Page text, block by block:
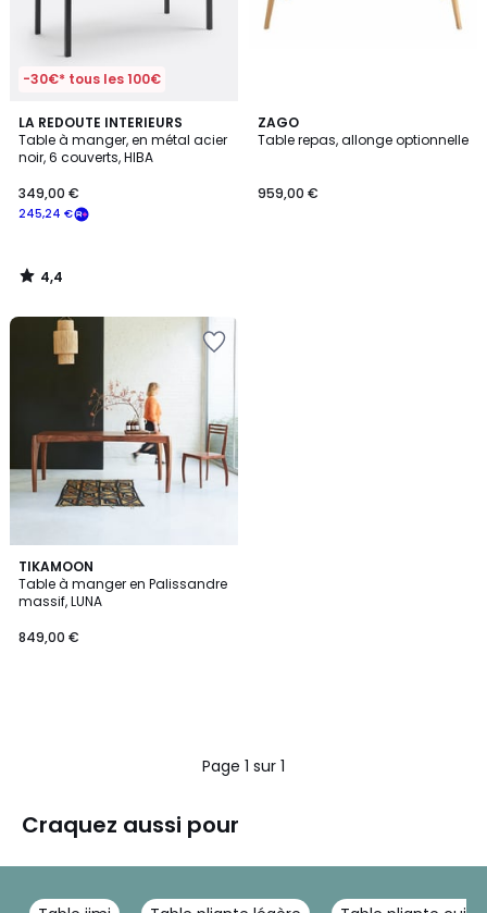
-30€* tous les 100€
LA REDOUTE INTERIEURS
Table à manger, en métal acier
noir, 6 couverts, HIBA
245,24 €
349,00 €
4,4
/ 5
4,4
/
ZAGO
Table repas, allonge optionnelle
959,00 €
TIKAMOON
Table à manger en Palissandre
massif, LUNA
849,00 €
Page 1 sur 1
Craquez aussi pour